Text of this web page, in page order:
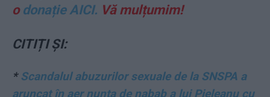
o donație AICI. Vă mulțumim!
CITIȚI ȘI:
* Scandalul abuzurilor sexuale de la SNSPA a
aruncat în aer nunta de nabab a lui Pieleanu cu